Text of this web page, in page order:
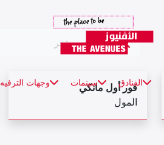
الفنادق سينمات وجهات الترفيه
فور أول مانكي
المول